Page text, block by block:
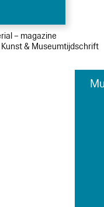
– magazine
& Museumtijdschrift